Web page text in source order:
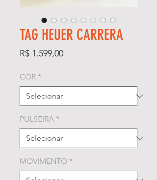
TAG HEUER CARRERA
R$ 1.599,00Preço
COR *
PULSEIRA *
MOVIMENTO *